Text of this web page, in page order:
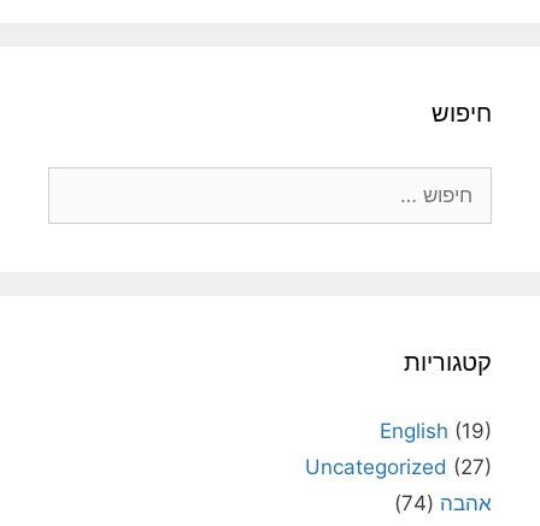
חיפוש
קטגוריות
English (19)
Uncategorized (27)
אהבה (74)